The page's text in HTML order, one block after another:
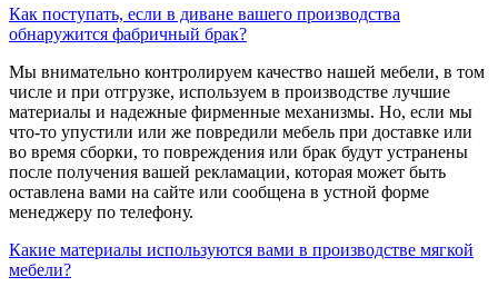
Как поступать, если в диване вашего производства
обнаружится фабричный брак?
Мы внимательно контролируем качество нашей мебели, в том
числе и при отгрузке, используем в производстве лучшие
материалы и надежные фирменные механизмы. Но, если мы
что-то упустили или же повредили мебель при доставке или
во время сборки, то повреждения или брак будут устранены
после получения вашей рекламации, которая может быть
оставлена вами на сайте или сообщена в устной форме
менеджеру по телефону.
Какие материалы используются вами в производстве мягкой
мебели?